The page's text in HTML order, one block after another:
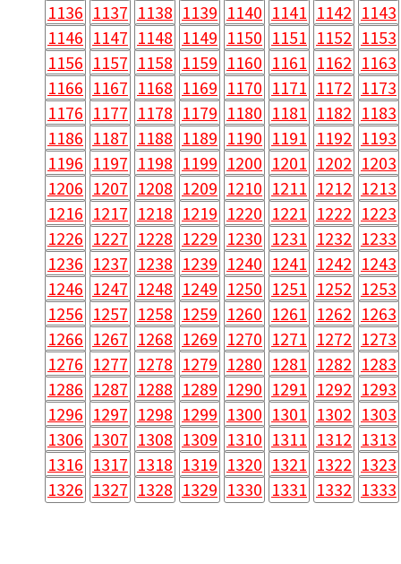
1136 1137 1138 1139 1140 1141 1142 1143
1146 1147 1148 1149 1150 1151 1152 1153
1156 1157 1158 1159 1160 1161 1162 1163
1166 1167 1168 1169 1170 1171 1172 1173
1176 1177 1178 1179 1180 1181 1182 1183
1186 1187 1188 1189 1190 1191 1192 1193
1196 1197 1198 1199 1200 1201 1202 1203
1206 1207 1208 1209 1210 1211 1212 1213
1216 1217 1218 1219 1220 1221 1222 1223
1226 1227 1228 1229 1230 1231 1232 1233
1236 1237 1238 1239 1240 1241 1242 1243
1246 1247 1248 1249 1250 1251 1252 1253
1256 1257 1258 1259 1260 1261 1262 1263
1266 1267 1268 1269 1270 1271 1272 1273
1276 1277 1278 1279 1280 1281 1282 1283
1286 1287 1288 1289 1290 1291 1292 1293
1296 1297 1298 1299 1300 1301 1302 1303
1306 1307 1308 1309 1310 1311 1312 1313
1316 1317 1318 1319 1320 1321 1322 1323
1326 1327 1328 1329 1330 1331 1332 1333